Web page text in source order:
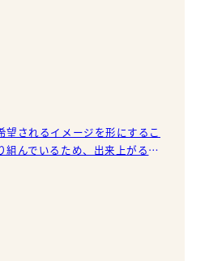
望されるイメージを形にするこ
組んでいるため、出来上がる住